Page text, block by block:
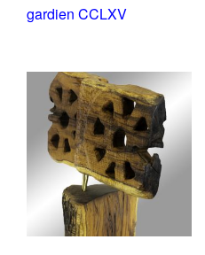
gardien CCLXV